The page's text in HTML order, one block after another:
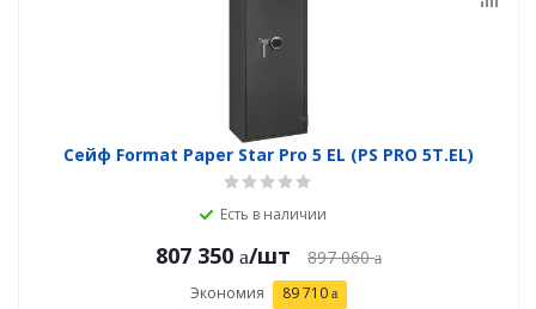
Сейф Format Paper Star Pro 5 EL (PS PRO 5Т.EL)
Есть в наличии
807 350 /шт 897 060
Экономия 89 710